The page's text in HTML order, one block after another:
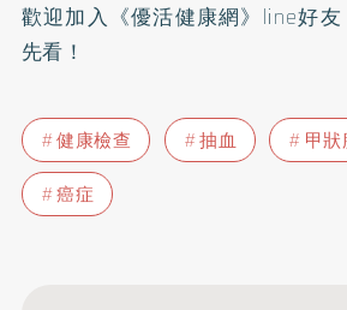
歡迎加入 《優活健康網》line好友
先看！
健康檢查 抽血
甲
癌症